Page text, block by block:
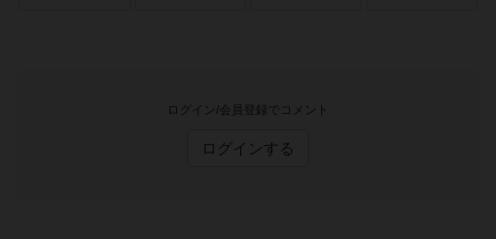
ログイン/会員登録でコメント
ログインする